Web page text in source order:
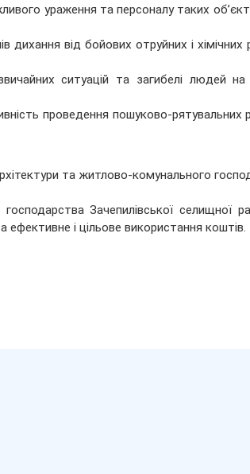
ураження та персоналу таких
дихання від бойових отруйних і хімічних
ситуацій та загибелі людей на
проведення пошуково-рятувальних
та житлово-комунального
Зачепилівської селищної
і цільове використання коштів.